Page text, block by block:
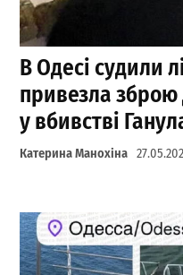
В Одесі судили
привезла зброю
у вбивстві
Катерина Манохіна